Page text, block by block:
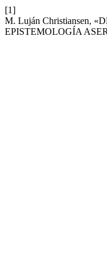
[1]
M. Luján Christiansen,
EPISTEMOLOGÍA